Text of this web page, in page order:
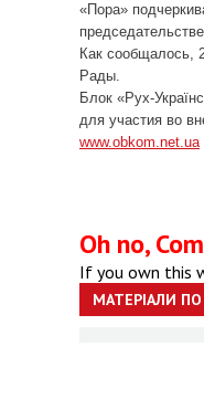
«Пора»
Как сообщалось,
Рады.
Блок «Рух-
для участия во
www.obkom.net.ua
Oh no,
If you own this
МАТЕРІАЛИ